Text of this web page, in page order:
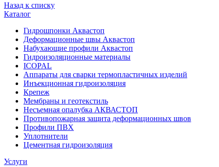
Назад к списку
Каталог
Гидрошпонки Аквастоп
Деформационные швы Аквастоп
Набухающие профили Аквастоп
Гидроизоляционные материалы
ICOPAL
Аппараты для сварки термопластичных изделий
Инъекционная гидроизоляция
Крепеж
Мембраны и геотекстиль
Несъемная опалубка АКВАСТОП
Противопожарная защита деформационных швов
Профили ПВХ
Уплотнители
Цементная гидроизоляция
Услуги